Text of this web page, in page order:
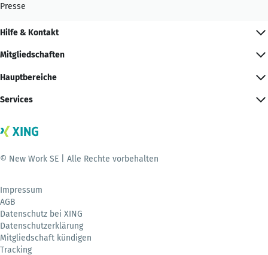
Presse
Hilfe & Kontakt
Mitgliedschaften
Hauptbereiche
Services
© New Work SE | Alle Rechte vorbehalten
Impressum
AGB
Datenschutz bei XING
Datenschutzerklärung
Mitgliedschaft kündigen
Tracking